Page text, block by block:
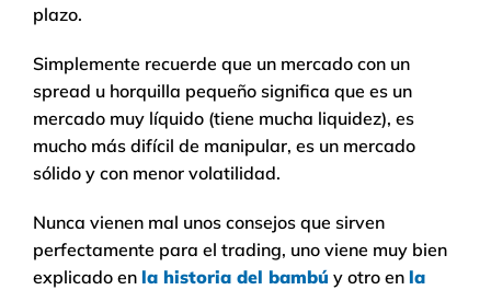
plazo.
Simplemente recuerde que un mercado con un
spread u horquilla pequeño significa que es un
mercado muy líquido (tiene mucha liquidez), es
mucho más difícil de manipular, es un mercado
sólido y con menor volatilidad.
Nunca vienen mal unos consejos que sirven
perfectamente para el trading, uno viene muy bien
explicado en la historia del bambú y otro en la